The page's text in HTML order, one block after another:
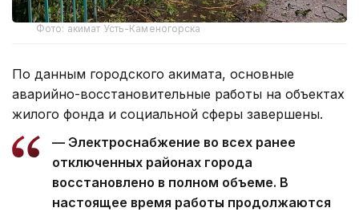
Фото: акимат Усть-Каменогорска
По данным городского акимата, основные
аварийно-восстановительные работы на объектах
жилого фонда и социальной сферы завершены.
— Электроснабжение во всех ранее
отключенных районах города
восстановлено в полном объеме. В
настоящее время работы продолжаются